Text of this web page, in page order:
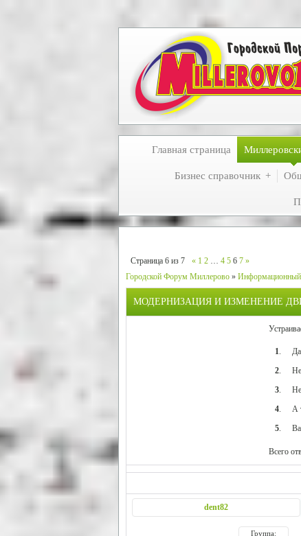
Главная страница
Бизнес справочник
Страница 6 из 7 « 1 2 … 4 5 6 7 »
Городской Форум Миллерово »
МОДЕРНИЗАЦИЯ И ИЗМЕНЕНИЕ
1. Да
2.
3.
4. А
5.
Всего
dent82
Группа: